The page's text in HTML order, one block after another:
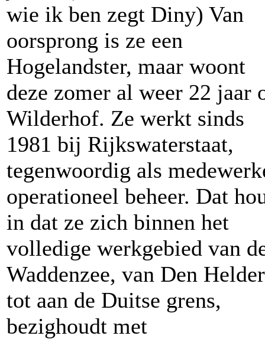
wie ik ben zegt Diny) Van
oorsprong is ze een
Hogelandster, maar woont
deze zomer al weer 22 jaar
Wilderhof. Ze werkt sinds
1981 bij Rijkswaterstaat,
tegenwoordig als
operationeel beheer. Dat
in dat ze zich binnen het
volledige werkgebied van
Waddenzee, van Den Helder
tot aan de Duitse grens,
bezighoudt met